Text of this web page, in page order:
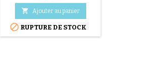
 Ajouter au panier
 RUPTURE DE STOCK